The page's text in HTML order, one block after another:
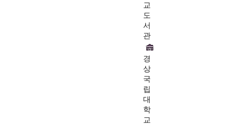
교
도
서
관
경
상
국
립
대
학
교